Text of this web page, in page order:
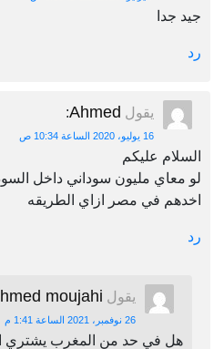
جيد جدا
رد
يقول Ahmed
:
16 يوليو، 2020 الساعة 10:34 ص
السلام عليكم
لو معاي مليون سوداني داخل
اخدهم في مصر ازاي الطريقه
رد
يقول moujahi
26 نوفمبر، 2021 الساعة 1:41 م
هل في حد من المغرب يشتري